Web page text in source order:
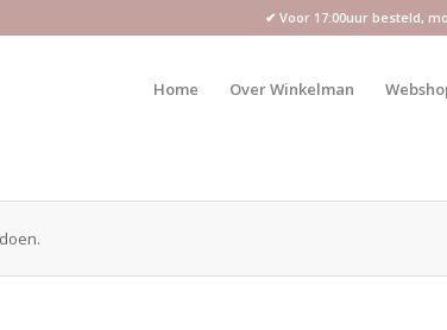
✔ Voor 17:00uur besteld,
Home Over Winkelman